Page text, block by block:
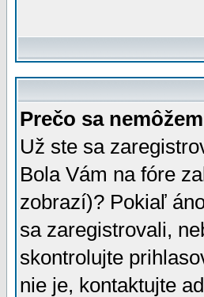
Prečo sa
Už ste sa
Bola Vám na fóre
zobrazí)? Pokiaľ
sa zaregistrovali,
skontrolujte
nie je, kontaktujte